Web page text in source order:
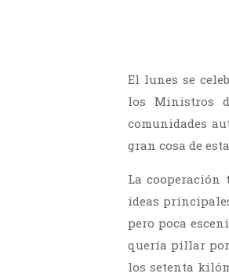
El lunes se
los Ministros
comunidades
gran cosa de
La
ideas
pero poca
quería pillar por
los setenta